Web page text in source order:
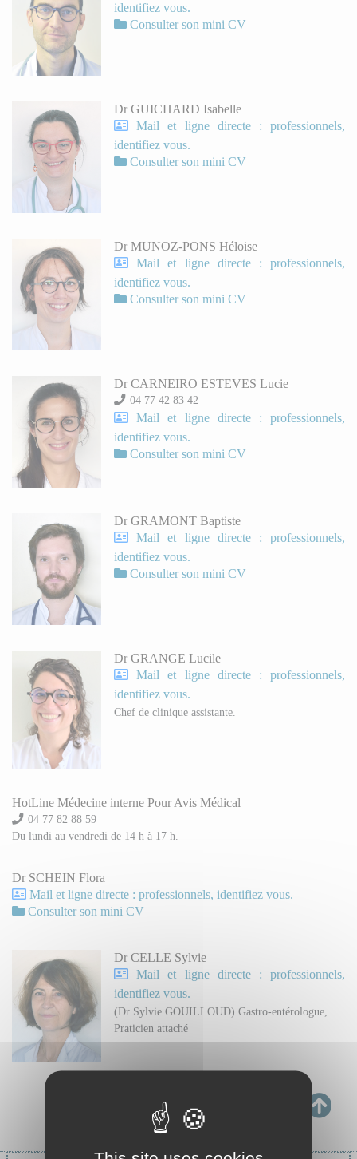
identifiez vous.
Consulter son mini CV
Dr GUICHARD Isabelle
Mail et ligne directe : professionnels,
identifiez vous.
Consulter son mini CV
Dr MUNOZ-PONS Héloise
Mail et ligne directe : professionnels,
identifiez vous.
Consulter son mini CV
Dr CARNEIRO ESTEVES Lucie
04 77 42 83 42
Mail et ligne directe : professionnels,
identifiez vous.
Consulter son mini CV
Dr GRAMONT Baptiste
Mail et ligne directe : professionnels,
identifiez vous.
Consulter son mini CV
Dr GRANGE Lucile
Mail et ligne directe : professionnels,
identifiez vous.
Chef de clinique assistante.
HotLine Médecine interne Pour Avis Médical
04 77 82 88 59
Du lundi au vendredi de 14 h à 17 h.
Dr SCHEIN Flora
Mail et ligne directe : professionnels, identifiez vous.
Consulter son mini CV
Dr CELLE Sylvie
Mail et ligne directe : professionnels,
identifiez vous.
(Dr Sylvie GOUILLOUD) Gastro-entérologue,
Praticien attaché